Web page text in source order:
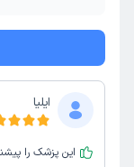
ایلیا
این پزشک را